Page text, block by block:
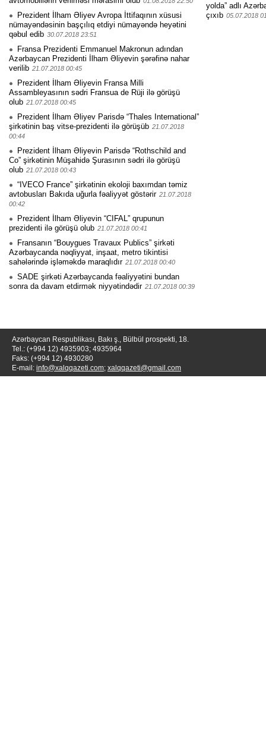
Prezident İlham Əliyev Avropa İttifaqının xüsusi
nümayəndəsinin başçılıq etdiyi nümayəndə heyətini
qəbul edib 30.07.2018 23:51
Fransa Prezidenti Emmanuel Makronun adından
Azərbaycan Prezidenti İlham Əliyevin şərəfinə nahar
verilib 21.07.2018 00:45
Prezident İlham Əliyevin Fransa Milli
Assambleyasının sədri Fransua de Rüji ilə görüşü
olub 21.07.2018 00:45
Prezident İlham Əliyev Parisdə “Thales International”
şirkətinin baş vitse-prezidenti ilə görüşüb 21.07.2018
00:44
Prezident İlham Əliyevin Parisdə “Rothschild and
Co” şirkətinin Müşahidə Şurasının sədri ilə görüşü
olub 21.07.2018 00:43
“IVECO France” şirkətinin ekoloji baxımdan təmiz
avtobusları Bakıda uğurla fəaliyyət göstərir 21.07.2018
00:42
Prezident İlham Əliyevin “CIFAL” qrupunun
prezidenti ilə görüşü olub 21.07.2018 00:41
Fransanın “Bouygues Travaux Publics” şirkəti
Azərbaycanda nəqliyyat, inşaat, metro tikintisi
sahələrində işləməkdə maraqlıdır 21.07.2018 00:40
SADE şirkəti Azərbaycanda fəaliyyətini bundan
sonra da davam etdirmək niyyətindədir 21.07.2018 00:39
yolda” adlı
çıxıb 05.07.2018
Azərbaycan Respublikası, Bakı ş., Bülbül prospekti, 18.
Tel.: (+994 12) 4935903; 4935964
Faks: (+994 12) 4930280
E-mail: info@xalqqazeti.com; xalqqazeti@gmail.com